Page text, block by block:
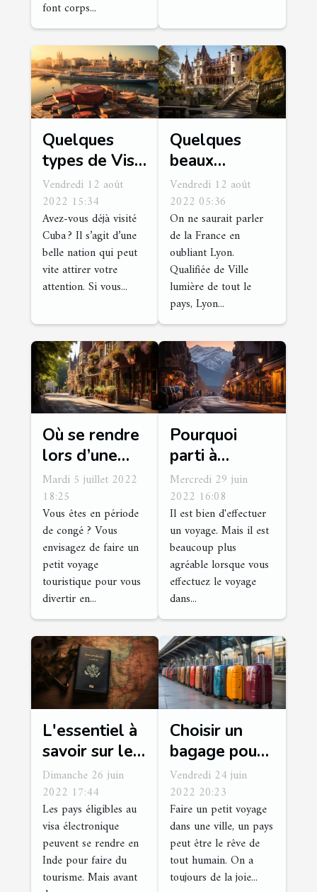
font corps...
Quelques
types de Visa
Cuba
Vendredi 12 août
2022 15:34
Avez-vous déjà visité
Cuba ? Il s’agit d’une
belle nation qui peut
vite attirer votre
attention. Si vous...
Quelques
beaux
châteaux à
Lyon
Vendredi 12 août
2022 05:36
On ne saurait parler
de la France en
oubliant Lyon.
Qualifiée de Ville
lumière de tout le
pays, Lyon...
Où se rendre
lors d’une
visite
touristique à
Vierzon
Mardi 5 juillet 2022
18:25
Vous êtes en période
de congé ? Vous
envisagez de faire un
petit voyage
touristique pour vous
divertir en...
Pourquoi
parti à
Chamonix
pour vos
vacances
d'hiver ?
Mercredi 29 juin
2022 16:08
Il est bien d'effectuer
un voyage. Mais il est
beaucoup plus
agréable lorsque vous
effectuez le voyage
dans...
L'essentiel à
savoir sur le
visa
électronique
pour le
tourisme en
Inde
Dimanche 26 juin
2022 17:44
Les pays éligibles au
visa électronique
peuvent se rendre en
Inde pour faire du
tourisme. Mais avant
Choisir un
bagage pour
un court
séjour : que
faut-il savoir
?
Vendredi 24 juin
2022 20:23
Faire un petit voyage
dans une ville, un pays
peut être le rêve de
tout humain. On a
toujours de la joie...